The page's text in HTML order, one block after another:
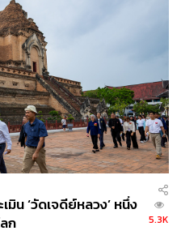
มิน ‘วัดเจดีย์หลวง’ หนึ่ง
ก
5.3K